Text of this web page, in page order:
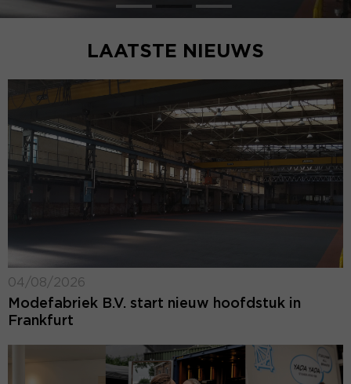
LAATSTE NIEUWS
04/08/2026
Modefabriek B.V. start nieuw hoofdstuk in
Frankfurt